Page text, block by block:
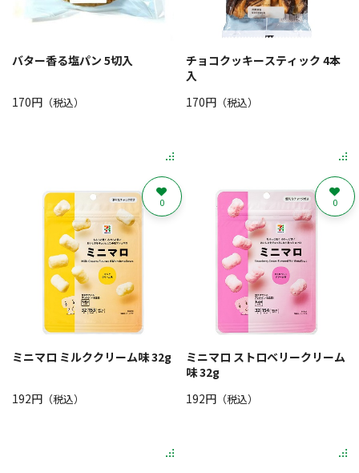
バター香る塩パン 5切入
170円 （税込）
チョコクッキースティック 4本
入
170円（税込）
ミニマロ ミルククリーム味 32g
192円 （税込）
0
ミニマロ ストロベリークリーム
味 32g
192円（税込）
0